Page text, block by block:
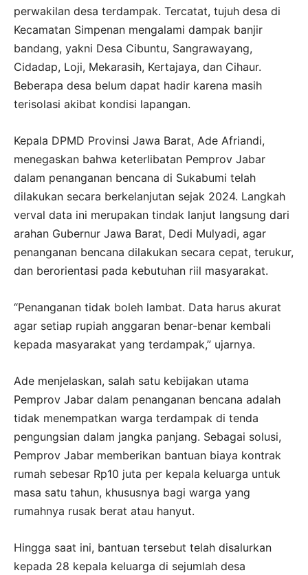
perwakilan desa terdampak. Tercatat, tujuh desa di
Kecamatan Simpenan mengalami dampak banjir
bandang, yakni Desa Cibuntu, Sangrawayang,
Cidadap, Loji, Mekarasih, Kertajaya, dan Cihaur.
Beberapa desa belum dapat hadir karena masih
terisolasi akibat kondisi lapangan.
Kepala DPMD Provinsi Jawa Barat, Ade Afriandi,
menegaskan bahwa keterlibatan Pemprov Jabar
dalam penanganan bencana di Sukabumi telah
dilakukan secara berkelanjutan sejak 2024. Langkah
verval data ini merupakan tindak lanjut langsung dari
arahan Gubernur Jawa Barat, Dedi Mulyadi, agar
penanganan bencana dilakukan secara cepat, terukur,
dan berorientasi pada kebutuhan riil masyarakat.
“Penanganan tidak boleh lambat. Data harus akurat
agar setiap rupiah anggaran benar-benar kembali
kepada masyarakat yang terdampak,” ujarnya.
Ade menjelaskan, salah satu kebijakan utama
Pemprov Jabar dalam penanganan bencana adalah
tidak menempatkan warga terdampak di tenda
pengungsian dalam jangka panjang. Sebagai solusi,
Pemprov Jabar memberikan bantuan biaya kontrak
rumah sebesar Rp10 juta per kepala keluarga untuk
masa satu tahun, khususnya bagi warga yang
rumahnya rusak berat atau hanyut.
Hingga saat ini, bantuan tersebut telah disalurkan
kepada 28 kepala keluarga di sejumlah desa